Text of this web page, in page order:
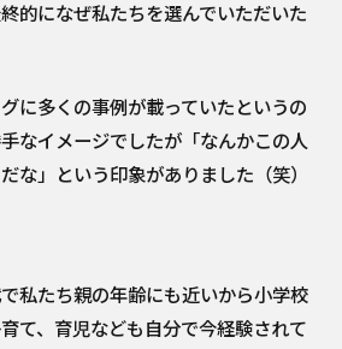
的になぜ私たちを選んでいただいた
に多くの事例が載っていたというの
なイメージでしたが「なんかこの人
な」という印象がありました（笑）
で私たち親の年齢にも近いから小学校
て、育児なども自分で今経験されて